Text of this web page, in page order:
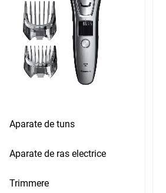
Aparate de tuns
Aparate de ras electrice
Trimmere